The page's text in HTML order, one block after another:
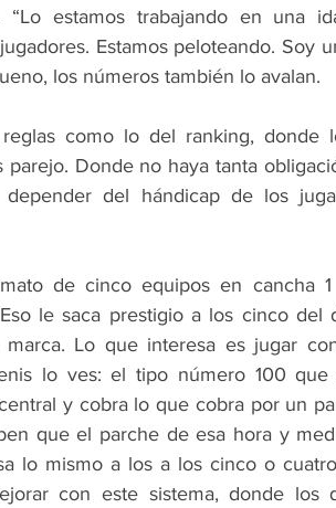
“Lo estamos trabajando en una
Estamos peloteando. Soy
los números también lo avalan.
como lo del ranking, donde
parejo. Donde no haya tanta
depender del hándicap de los
de cinco equipos en cancha
le saca prestigio a los cinco del
marca. Lo que interesa es jugar
lo ves: el tipo número 100 que
y cobra lo que cobra por un
que el parche de esa hora y
lo mismo a los a los cinco o
con este sistema, donde